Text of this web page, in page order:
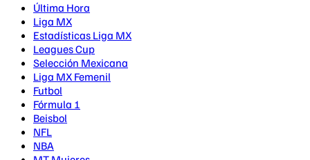
Última Hora
Liga MX
Estadísticas Liga MX
Leagues Cup
Selección Mexicana
Liga MX Femenil
Futbol
Fórmula 1
Beisbol
NFL
NBA